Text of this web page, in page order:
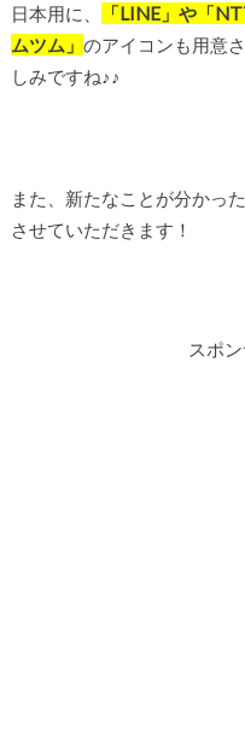
日本用に、
「LINE」や「
ムツム」 のアイコンも用意
しみですね♪♪
また、新たなことが分かっ
させていただきます！
スポ